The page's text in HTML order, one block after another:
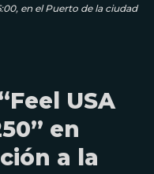
en el Puerto de la ciudad
USA
en
a la